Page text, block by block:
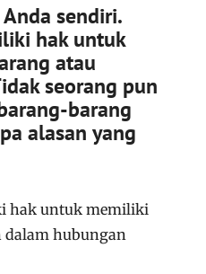
sendiri.
hak untuk
atau
seorang pun
barang
alasan yang
hak untuk memiliki
hubungan